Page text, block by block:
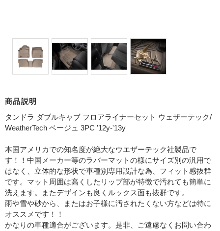
商品説明
タンドラ ダブルキャブ フロアライナーセット ウェザーテック/
WeatherTech ベージュ 3PC '12y-'13y
本国アメリカでの知名度が絶大なウエザーテック社製品で
す！！中国メーカー等のラバーマットの様にサイズ別の汎用で
はなく、立体的な形状で車種別専用設計な為、フィット感抜群
です。マット周囲は高くしたリップ部が特徴で汚れても簡単に
洗えます。またデザインも良くルックス面も抜群です。
雨や雪や砂から、またはお子様に汚されたくない方などは特に
オススメです！！
かなりの車種適合がございます。是非、ご遠慮なくお問い合わ